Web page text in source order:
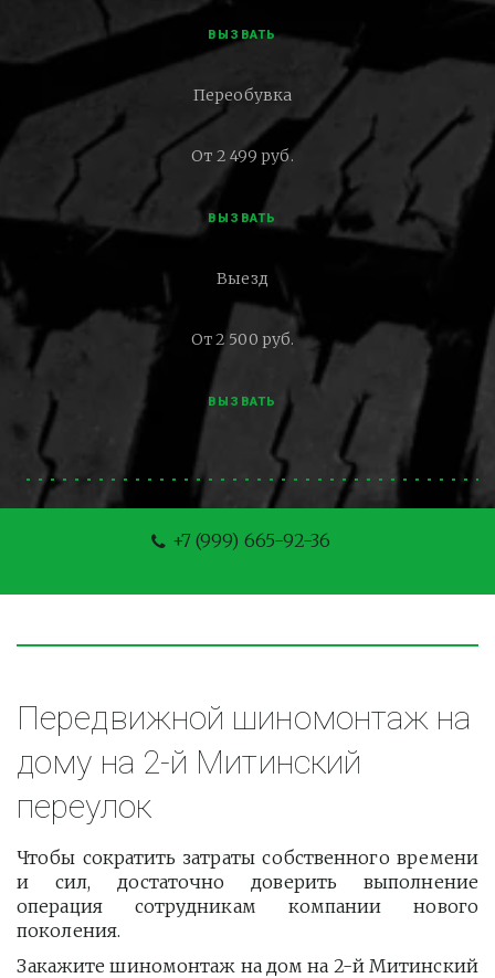
ВЫЗВАТЬ
Переобувка
От 2 499 руб.
ВЫЗВАТЬ
Выезд
От 2 500 руб.
ВЫЗВАТЬ
+7 (999) 665-92-36
Передвижной шиномонтаж на
дому на 2-й Митинский
переулок
Чтобы сократить затраты собственного времени
и сил, достаточно доверить выполнение
операция сотрудникам компании нового
поколения.
Закажите шиномонтаж на дом на 2-й Митинский